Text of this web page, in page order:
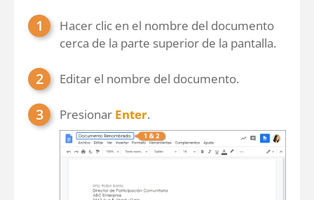
Hacer clic en el nombre del documento
cerca de la parte superior de la pantalla.
Editar el nombre del documento.
Presionar Enter.